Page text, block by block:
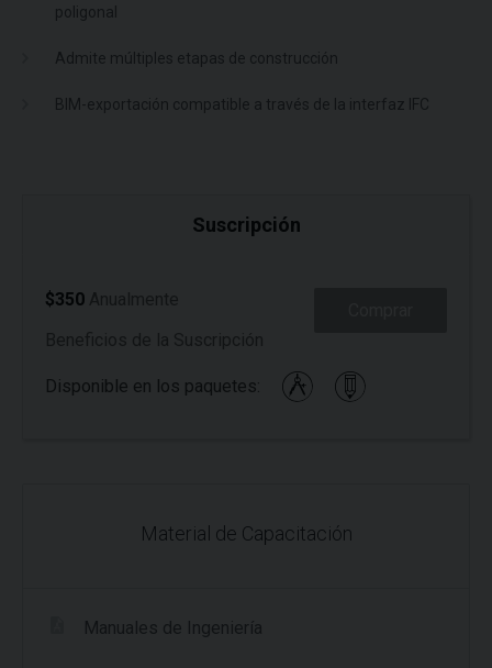
poligonal
Admite múltiples etapas de construcción
BIM-exportación compatible a través de la interfaz IFC
Suscripción
$350
Disponible en los paquetes:
Material de Capacitación
Manuales de Ingeniería